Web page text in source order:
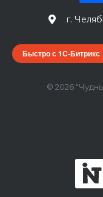
г.
Быстро с 1С-Битрикс
© 2026